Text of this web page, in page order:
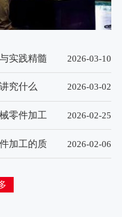
实践精髓 2026-03-10
究什么 2026-03-02
零件加工
2026-02-25
加工的质
2026-02-06